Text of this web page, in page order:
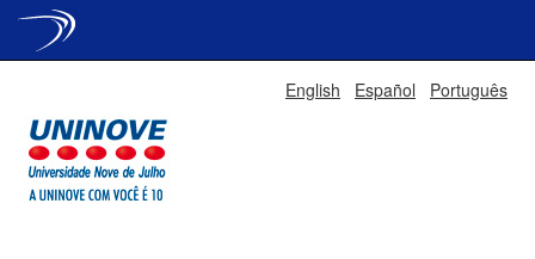
English Español Português